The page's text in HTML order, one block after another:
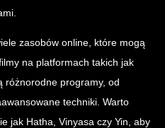
zasobów online, które mogą
na platformach takich jak
różnorodne programy, od
techniki. Warto
jak Hatha, Vinyasa czy Yin, aby